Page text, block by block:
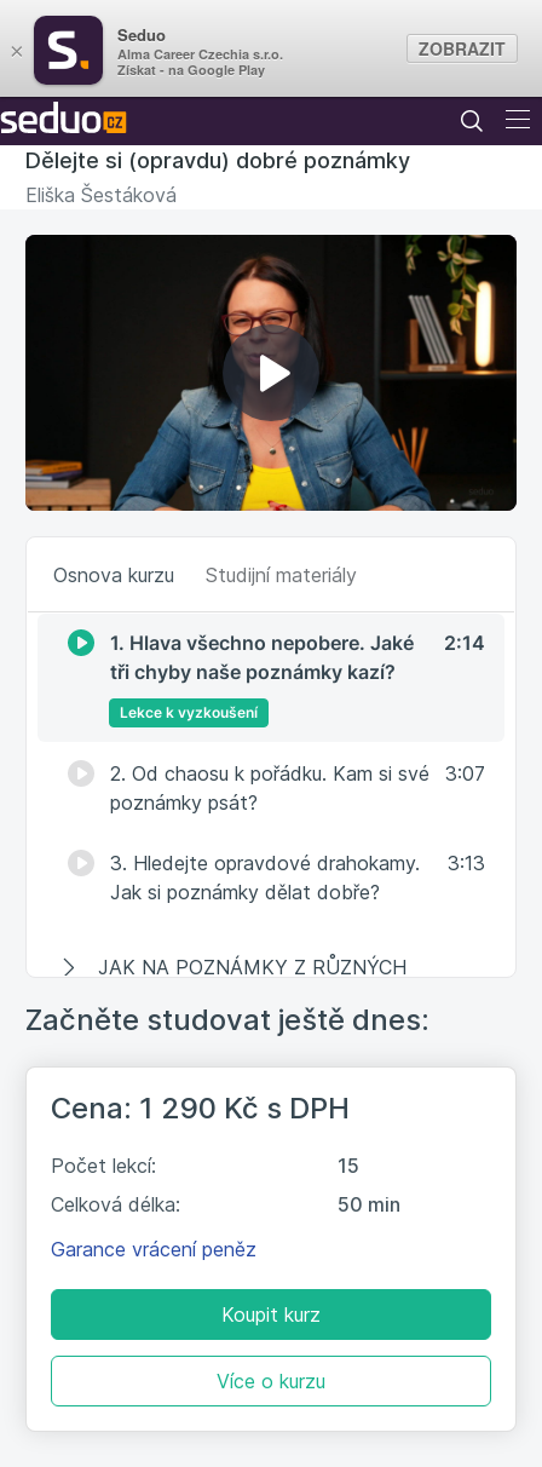
Dělejte si (opravdu) dobré poznámky
Eliška Šestáková
Přehrát
video
Osnova kurzu Studijní materiály
POZNÁMKY
1. Hlava všechno nepobere. Jaké
tři chyby naše poznámky kazí?
2:14
Lekce k vyzkoušení
2. Od chaosu k pořádku. Kam si své
poznámky psát?
3:07
3. Hledejte opravdové drahokamy.
Jak si poznámky dělat dobře?
3:13
JAK NA POZNÁMKY Z RŮZNÝCH
ZÁVĚR
Začněte studovat ještě dnes:
Cena: 1 290 Kč s DPH
Počet lekcí:
15
Celková délka:
50 min
Garance vrácení peněz
Koupit kurz
Více o kurzu
×
Seduo
Alma Career Czechia s.r.o.
Získat - na Google Play
ZOBRAZIT